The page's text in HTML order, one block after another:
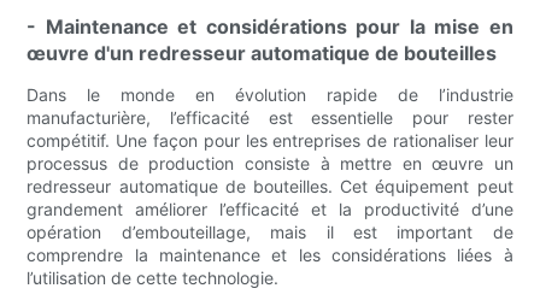
- Maintenance et considérations pour la mise en
œuvre d'un redresseur automatique de bouteilles
Dans le monde en évolution rapide de l’industrie
manufacturière, l’efficacité est essentielle pour rester
compétitif. Une façon pour les entreprises de rationaliser leur
processus de production consiste à mettre en œuvre un
redresseur automatique de bouteilles. Cet équipement peut
grandement améliorer l’efficacité et la productivité d’une
opération d’embouteillage, mais il est important de
comprendre la maintenance et les considérations liées à
l’utilisation de cette technologie.